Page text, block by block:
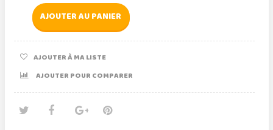
AJOUTER AU PANIER
AJOUTER À MA LISTE
AJOUTER POUR COMPARER